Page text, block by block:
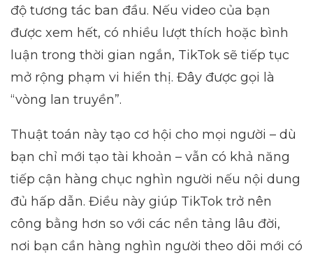
độ tương tác ban đầu. Nếu video của bạn
được xem hết, có nhiều lượt thích hoặc bình
luận trong thời gian ngắn, TikTok sẽ tiếp tục
mở rộng phạm vi hiển thị. Đây được gọi là
“vòng lan truyền”.
Thuật toán này tạo cơ hội cho mọi người – dù
bạn chỉ mới tạo tài khoản – vẫn có khả năng
tiếp cận hàng chục nghìn người nếu nội dung
đủ hấp dẫn. Điều này giúp TikTok trở nên
công bằng hơn so với các nền tảng lâu đời,
nơi bạn cần hàng nghìn người theo dõi mới có